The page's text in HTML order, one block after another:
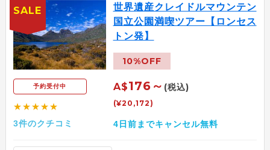
予約受付中
★★★★★
3件のクチコミ
世界遺産クレイドルマウンテン
国立公園満喫ツアー【ロンセス
トン発】
10%OFF
A$176～ (税込)
(¥20,172)
4日前までキャンセル無料
SALE